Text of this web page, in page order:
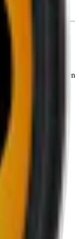
placerar produkten
på att